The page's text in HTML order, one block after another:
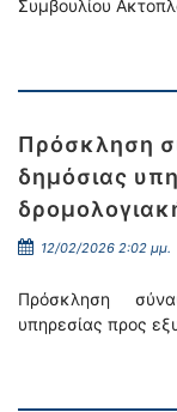
Συμβουλίου
Πρόσκληση
δημόσιας
12/02/2026 2:02 μμ.
Πρόσκληση
υπηρεσίας προς